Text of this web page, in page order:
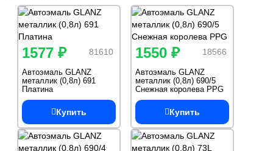
81610
1577 ₽
Автоэмаль GLANZ
металлик (0,8л) 691
Платина
Купить
18566
1550 ₽
Автоэмаль GLANZ
металлик (0,8л) 690/5
Снежная королева PPG
Купить